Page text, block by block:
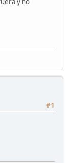
y no
#1